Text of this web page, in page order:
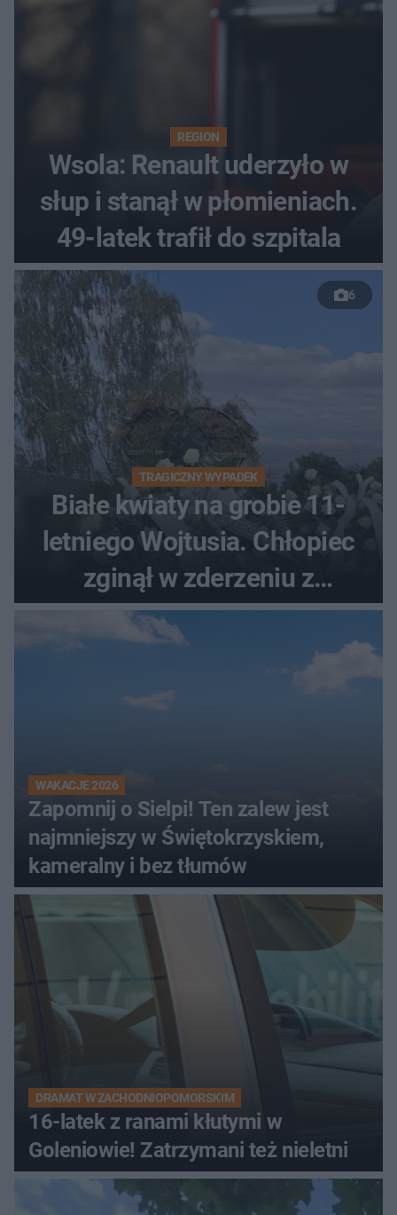
REGION
Wsola: Renault uderzyło w
słup i stanął w płomieniach.
49-latek trafił do szpitala
6
TRAGICZNY WYPADEK
Białe kwiaty na grobie 11-
letniego Wojtusia. Chłopiec
zginął w zderzeniu z
kombajnem
WAKACJE 2026
Zapomnij o Sielpi! Ten zalew jest
najmniejszy w Świętokrzyskiem,
kameralny i bez tłumów
DRAMAT W ZACHODNIOPOMORSKIM
16-latek z ranami kłutymi w
Goleniowie! Zatrzymani też nieletni